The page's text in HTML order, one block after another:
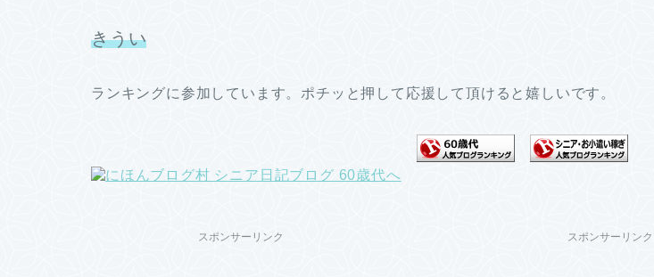
きうい
ランキングに参加しています。ポチッと押して応援して頂けると嬉しいです。
スポンサーリンク スポンサーリンク